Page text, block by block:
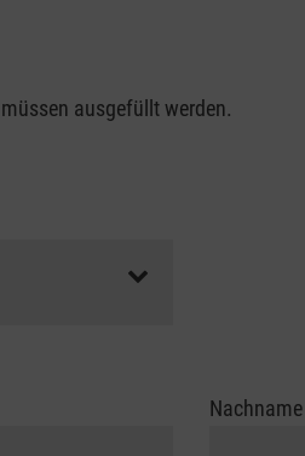
ausgefüllt werden.
Nachname